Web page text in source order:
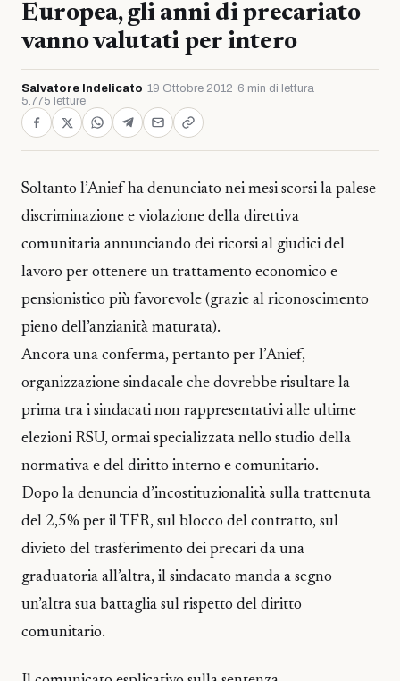
Europea, gli anni di precariato
vanno valutati per intero
Salvatore Indelicato ·19 Ottobre 2012 · 6 min di lettura·
5.775 letture
Soltanto l’Anief ha denunciato nei mesi scorsi la palese
discriminazione e violazione della direttiva
comunitaria annunciando dei ricorsi al giudici del
lavoro per ottenere un trattamento economico e
pensionistico più favorevole (grazie al riconoscimento
pieno dell’anzianità maturata).
Ancora una conferma, pertanto per l’Anief,
organizzazione sindacale che dovrebbe risultare la
prima tra i sindacati non rappresentativi alle ultime
elezioni RSU, ormai specializzata nello studio della
normativa e del diritto interno e comunitario.
Dopo la denuncia d’incostituzionalità sulla trattenuta
del 2,5% per il TFR, sul blocco del contratto, sul
divieto del trasferimento dei precari da una
graduatoria all’altra, il sindacato manda a segno
un’altra sua battaglia sul rispetto del diritto
comunitario.